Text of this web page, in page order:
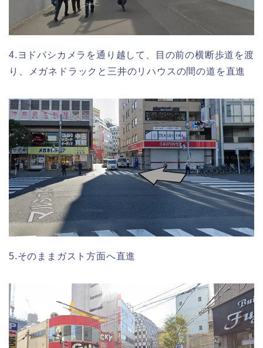
4.ヨドバシカメラを通り越して、目の前の横断歩道を渡
り、メガネドラックと三井のリハウスの間の道を直進
5.そのままガスト方面へ直進